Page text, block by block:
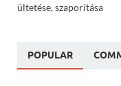
ültetése, szaporítása
POPULAR